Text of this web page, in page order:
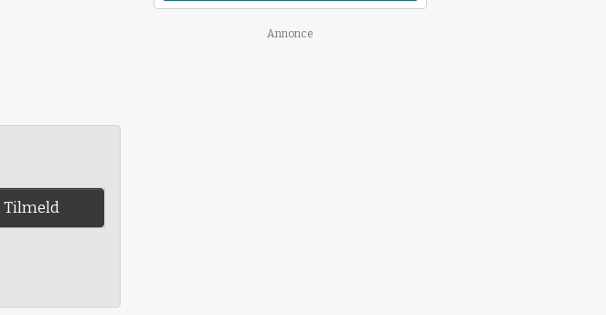
Tilmeld
Annonce